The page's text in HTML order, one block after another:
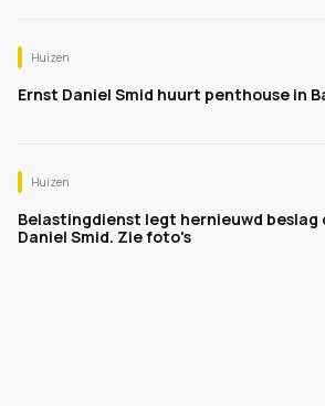
Huizen
Ernst Daniel Smid huurt penthouse in
Huizen
Belastingdienst legt hernieuwd beslag
Daniel Smid. Zie foto's